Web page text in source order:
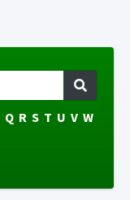
Q R S T U V W